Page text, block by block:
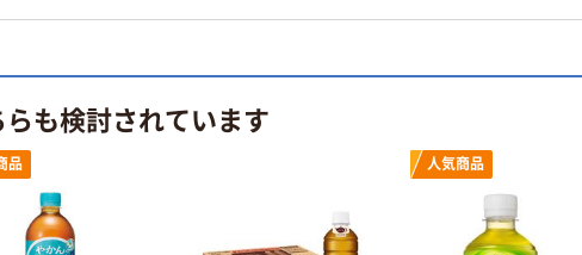
も検討されています
品 人気商品